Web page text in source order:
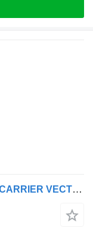
Schmitz Cargobull SCB*S3B FRIGO CARRIER VECTOR 1950 Mt - BI-TEMP - 2 COMPARTIMENTS